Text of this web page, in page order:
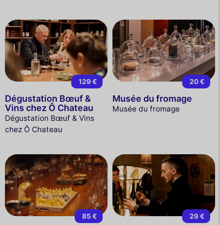
129 €
Dégustation Bœuf &
Vins chez Ô Chateau
Dégustation Bœuf & Vins
chez Ô Chateau
20 €
Musée du fromage
Musée du fromage
85 € 29 €